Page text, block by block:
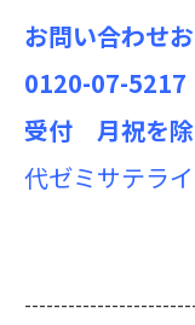
お問い合わせ
0120-07-5217
受付 月祝を
代ゼミサテラ